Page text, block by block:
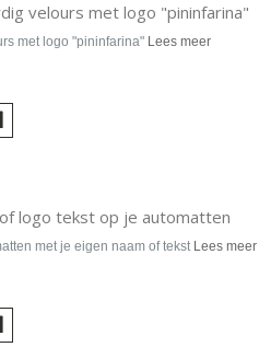
velours met logo "pininfarina"
met logo "pininfarina" Lees meer
logo tekst op je automatten
met je eigen naam of tekst Lees meer